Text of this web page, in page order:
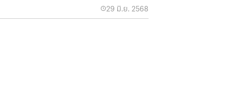
29 มิ.ย. 2568